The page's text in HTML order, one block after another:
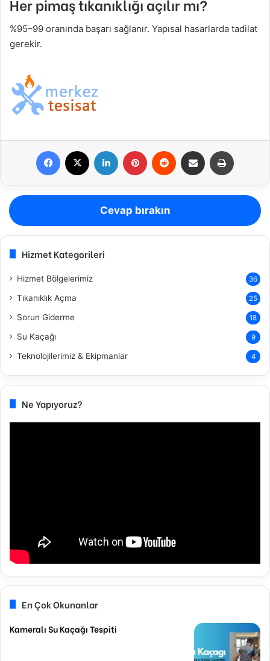
Her pimaş tıkanıklığı açılır mı?
%95–99 oranında başarı sağlanır. Yapısal hasarlarda tadilat
gerekir.
Facebook LinkedIn Pinterest Reddit E-Posta ile paylaş
Cevap bırakın
Hizmet Kategorileri
Hizmet Bölgelerimiz 36
Tıkanıklık Açma 25
Sorun Giderme 18
Su Kaçağı 9
Teknolojilerimiz & Ekipmanlar 4
Ne Yapıyoruz?
En Çok Okunanlar
Kameralı Su Kaçağı Tespiti